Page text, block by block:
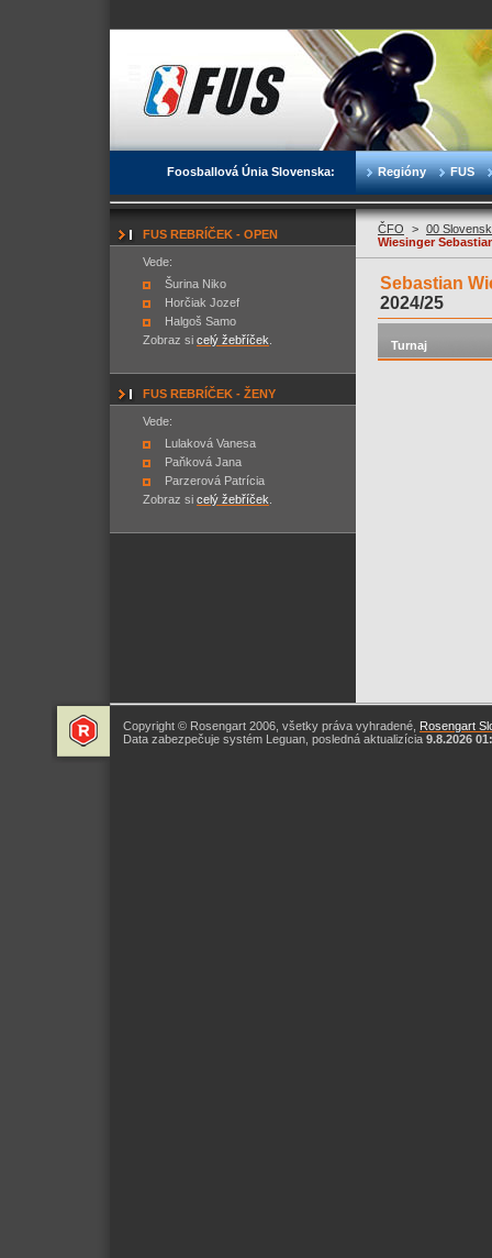
Foosballová Únia Slovenska: Regióny FUS
FUS REBRÍČEK - OPEN
Vede:
Šurina Niko
Horčiak Jozef
Halgoš Samo
Zobraz si celý žebříček
FUS REBRÍČEK - ŽENY
Vede:
Lulaková Vanesa
Paňková Jana
Parzerová Patrícia
Zobraz si celý žebříček
ČFO > 00
Wiesinger
Sebastian
2024/25
Turnaj
Copyright © Rosengart 2006, všetky práva vyhradené, Rosengart
Data zabezpečuje systém Leguan, posledná aktualizícia 9.8.2026